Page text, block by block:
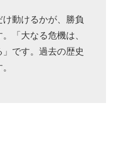
動けるかが、勝負
「大なる危機は、
です。過去の歴史